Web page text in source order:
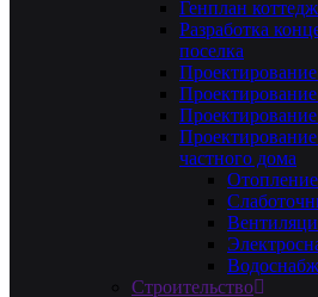
Генплан
Разработка
поселка
частного дома
Строительство